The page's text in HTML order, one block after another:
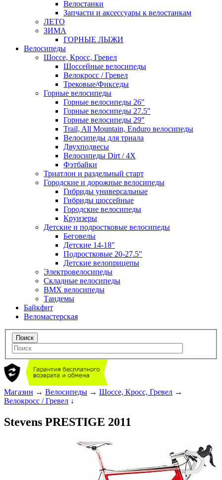
Велостанки
Запчасти и аксессуары к велостанкам
ЛЕТО
ЗИМА
ГОРНЫЕ ЛЫЖИ
Велосипеды
Шоссе, Кросс, Гревел
Шоссейные велосипеды
Велокросс / Гревел
Трековые/Фикседы
Горные велосипеды
Горные велосипеды 26"
Горные велосипеды 27.5"
Горные велосипеды 29"
Trail, All Mountain, Enduro велосипеды
Велосипеды для триала
Двухподвесы
Велосипеды Dirt / 4X
Фэтбайки
Триатлон и раздельный старт
Городские и дорожные велосипеды
Гибриды универсальные
Гибриды шоссейные
Городские велосипеды
Круизеры
Детские и подростковые велосипеды
Беговелы
Детские 14-18"
Подростковые 20-27.5"
Детские велоприцепы
Электровелосипеды
Складные велосипеды
BMX велосипеды
Тандемы
Байкфит
Веломастерская
Магазин → Велосипеды → Шоссе, Кросс, Гревел →
Велокросс / Гревел ↓
Stevens PRESTIGE 2011